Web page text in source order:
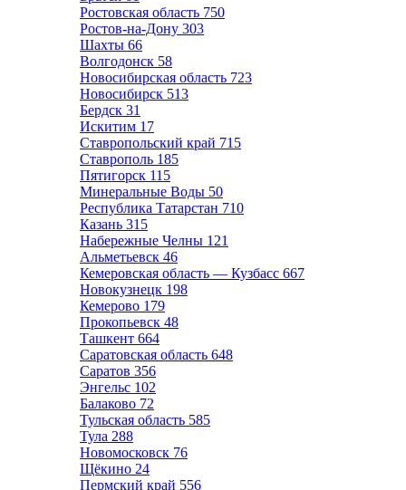
Ростовская область 750
Ростов-на-Дону 303
Шахты 66
Волгодонск 58
Новосибирская область 723
Новосибирск 513
Бердск 31
Искитим 17
Ставропольский край 715
Ставрополь 185
Пятигорск 115
Минеральные Воды 50
Республика Татарстан 710
Казань 315
Набережные Челны 121
Альметьевск 46
Кемеровская область — Кузбасс 667
Новокузнецк 198
Кемерово 179
Прокопьевск 48
Ташкент 664
Саратовская область 648
Саратов 356
Энгельс 102
Балаково 72
Тульская область 585
Тула 288
Новомосковск 76
Щёкино 24
Пермский край 556